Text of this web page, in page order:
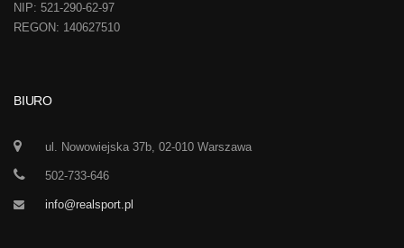
NIP: 521-290-62-97
REGON: 140627510
BIURO
ul. Nowowiejska 37b, 02-010 Warszawa
502-733-646
info@realsport.pl